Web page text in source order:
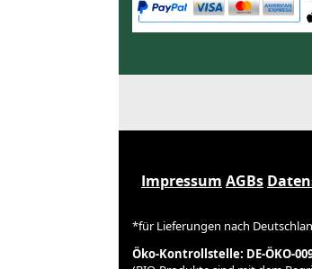
Impressum AGBs
*für Lieferungen nach
Öko-Kontrollstelle: DE-ÖKO-